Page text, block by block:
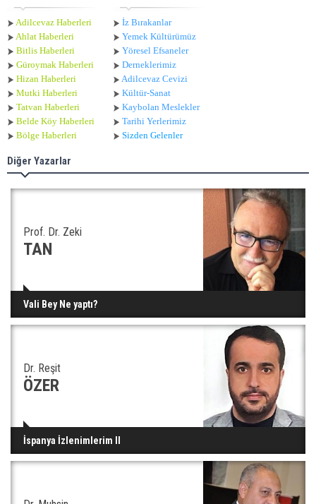
Adilcevaz Haberleri
Ahlat Haberleri
Bitlis Haberleri
Güroymak Haberleri
Hizan Haberleri
Mutki Haberleri
Tatvan Haberleri
Belde Köy Haberleri
Bölge Haberleri
İz Bırakanlar
Yemek Kültürümüz
Yöresel Efsaneler
Derneklerimiz
Adilcevaz Cevizi
Kültür-Sanat
Kaybolan Meslekler
Tarihi Yerlerimiz
Sizden Gelenler
Diğer Yazarlar
Prof. Dr. Zeki
TAN
Vali Bey Ne yaptı?
Dr. Reşit
ÖZER
İspanya İzlenimlerim II